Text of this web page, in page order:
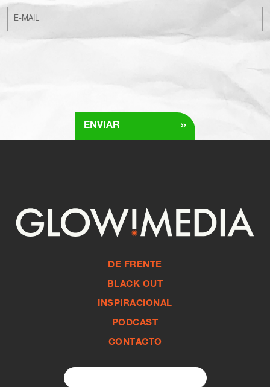
ENVIAR »
DE FRENTE
BLACK OUT
INSPIRACIONAL
PODCAST
CONTACTO